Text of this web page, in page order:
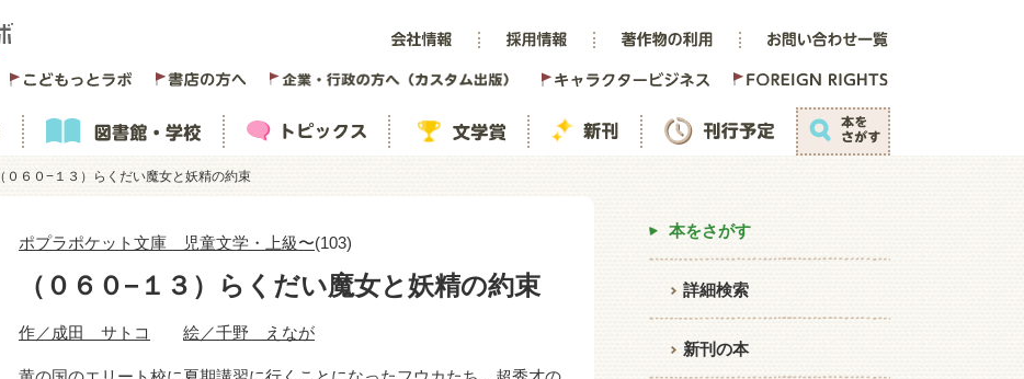
（０６０−１３）らくだい魔女と妖精の約束
ポプラポケット文庫 児童文学・上級〜(103)
（０６０−１３）らくだい魔女と妖精の約束
作／成田 サトコ 絵／千野 えなが
本をさがす
詳細検索
新刊の本